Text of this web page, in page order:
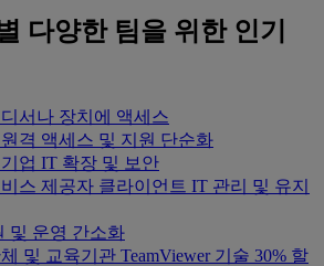
다양한 팀을 위한 인기
서나 장치에 액세스
원격 액세스 및 지원 단순화
기업 IT 확장 및 보안
스 제공자 클라이언트 IT 관리 및 유지
및 운영 간소화
및 교육기관 TeamViewer 기술 30% 할